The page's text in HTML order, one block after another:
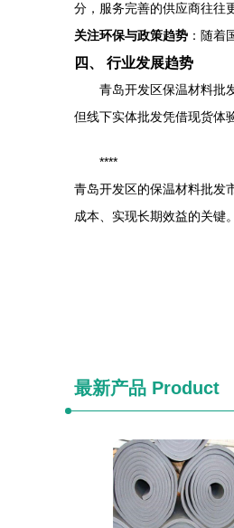
分，服务完善的供应商往往
关注环保与政策趋势 ：随着
四、 行业发展趋势
青岛开发区保温材料批
但线下实体批发凭借现货体
****
青岛开发区的保温材料批发
成本、实现长期效益的关键
最新产品 Product